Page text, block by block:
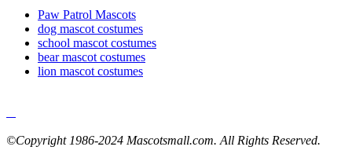
Paw Patrol Mascots
dog mascot costumes
school mascot costumes
bear mascot costumes
lion mascot costumes
©Copyright 1986-2024 Mascotsmall.com. All Rights Reserved.